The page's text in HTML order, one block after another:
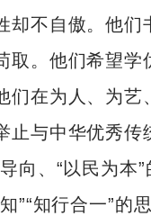
却不自傲。他们
取。他们希望学
们在为人、为艺
止与中华优秀传
向、“以民为本
”“知行合一”的